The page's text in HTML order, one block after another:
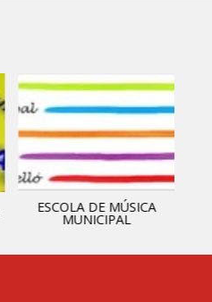
ESCOLA DE MÚSICA
MUNICIPAL